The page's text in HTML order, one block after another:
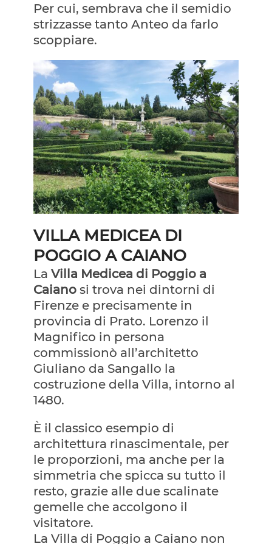
Per cui, sembrava che il semidio
strizzasse tanto Anteo da farlo
scoppiare.
VILLA MEDICEA DI
POGGIO A CAIANO
La Villa Medicea di Poggio a
Caianosi trova nei dintorni di
Firenze e precisamente in
provincia di Prato. Lorenzo il
Magnifico in persona
commissionò all’architetto
Giuliano da Sangallo la
costruzione della Villa, intorno al
1480.
È il classico esempio di
architettura rinascimentale, per
le proporzioni, ma anche per la
simmetria che spicca su tutto il
resto, grazie alle due scalinate
gemelle che accolgono il
visitatore.
La Villa di Poggio a Caiano non